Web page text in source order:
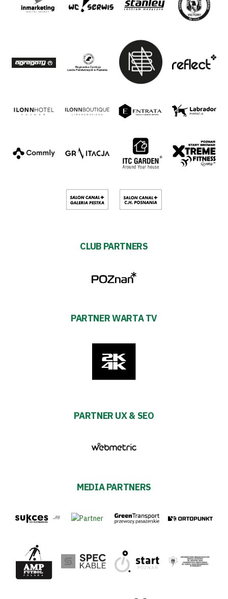
CLUB PARTNERS
PARTNER WARTA TV
PARTNER UX & SEO
MEDIA PARTNERS